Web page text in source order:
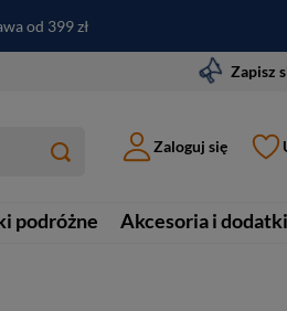
od 399 zł
Zapisz
Zaloguj się
podróżne Akcesoria i